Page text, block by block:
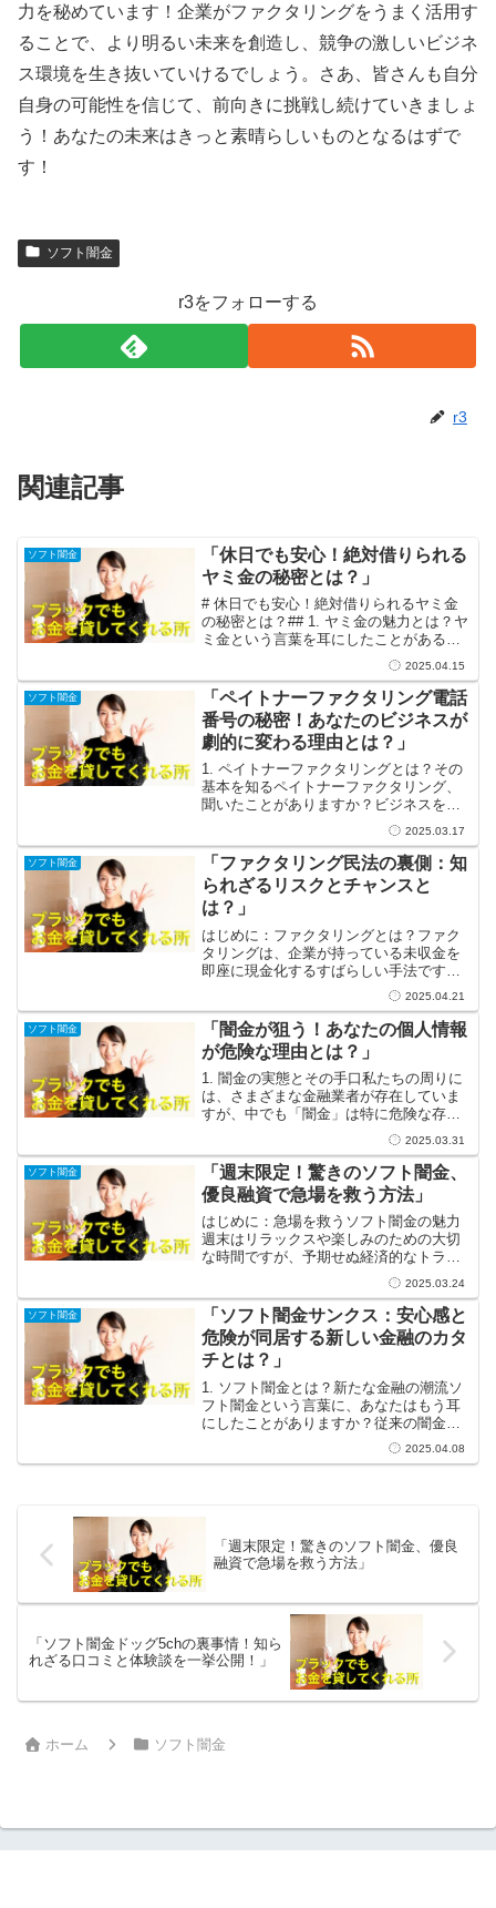
力を秘めています！企業がファクタリングをうまく活用す
ることで、より明るい未来を創造し、競争の激しいビジネ
ス環境を生き抜いていけるでしょう。さあ、皆さんも自分
自身の可能性を信じて、前向きに挑戦し続けていきましょ
う！あなたの未来はきっと素晴らしいものとなるはずで
す！
ソフト闇金
r3をフォローする
r3
関連記事
ソフト闇金
「休日でも安心！絶対借りられる
ヤミ金の秘密とは？」
# 休日でも安心！絶対借りられるヤミ金
の秘密とは？## 1. ヤミ金の魅力とは？ヤ
ミ金という言葉を耳にしたことがある方
は多いでしょう。映画やテレビドラマで
は、しばしば危険な存在として描かれま
すが、実際にはその背後にある魅力も知
っておくべきで...
2025.04.15
ソフト闇金
「ペイトナーファクタリング電話
番号の秘密！あなたのビジネスが
劇的に変わる理由とは？」
1. ペイトナーファクタリングとは？その
基本を知るペイトナーファクタリング、
聞いたことがありますか？ビジネスを運
営する皆さんにとって、少し耳慣れない
言葉かもしれませんが、実はこれ、売掛
金をすぐに現金化するための素晴らしい
手段なんです！特に中...
2025.03.17
ソフト闇金
「ファクタリング民法の裏側：知
られざるリスクとチャンスと
は？」
はじめに：ファクタリングとは？ファク
タリングは、企業が持っている未収金を
即座に現金化するすばらしい手法です！
特に中小企業にとって、運転資金の確保
や急な資金ニーズに応えるための強力な
サポーターとなることがあります。この
魅力的な資金調達法には、...
2025.04.21
ソフト闇金
「闇金が狙う！あなたの個人情報
が危険な理由とは？」
1. 闇金の実態とその手口私たちの周りに
は、さまざまな金融業者が存在していま
すが、中でも「闇金」は特に危険な存在
です。闇金は、合法ではない高金利でお
金を貸し付ける業者であり、普通の金融
機関とは一線を画しています。彼らの主
なやり方は、まず身近...
2025.03.31
ソフト闇金
「週末限定！驚きのソフト闇金、
優良融資で急場を救う方法」
はじめに：急場を救うソフト闇金の魅力
週末はリラックスや楽しみのための大切
な時間ですが、予期せぬ経済的なトラブ
ルが訪れることもありますよね。そんな
時、頼りになる資金が必要になってくる
ことも少なくありません。そこで考えに
浮かぶのがソフト闇金です...
2025.03.24
ソフト闇金
「ソフト闇金サンクス：安心感と
危険が同居する新しい金融のカタ
チとは？」
1. ソフト闇金とは？新たな金融の潮流ソ
フト闇金という言葉に、あなたはもう耳
にしたことがありますか？従来の闇金と
は異なり、より柔軟で使いやすい金融サ
ービスとしての位置づけを持つこの存在
2025.04.08
「週末限定！驚きのソフト闇金、優良
融資で急場を救う方法」
「ソフト闇金ドッグ5chの裏事情！知ら
れざる口コミと体験談を一挙公開！」
ホーム ソフト闇金